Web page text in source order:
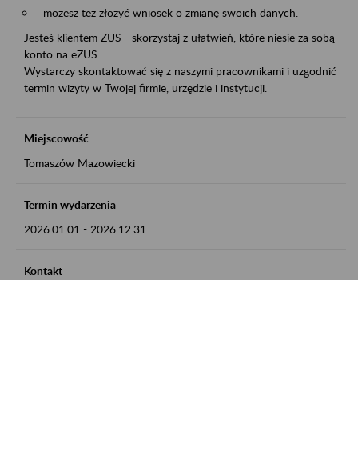
możesz też złożyć wniosek o zmianę swoich danych.
Jesteś klientem ZUS - skorzystaj z ułatwień, które niesie za sobą
konto na eZUS.
Wystarczy skontaktować się z naszymi pracownikami i uzgodnić
termin wizyty w Twojej firmie, urzędzie i instytucji.
Miejscowość
Tomaszów Mazowiecki
Termin wydarzenia
2026.01.01 - 2026.12.31
Kontakt